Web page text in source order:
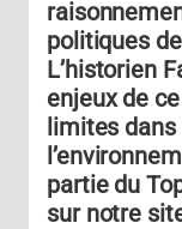
politiques
L’historien
enjeux de
limites dans
partie du
sur notre